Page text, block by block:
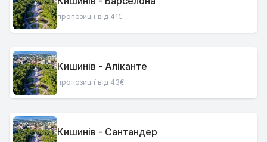
пропозиції від 41€
Кишинів - Аліканте
пропозиції від 43€
Кишинів - Сантандер